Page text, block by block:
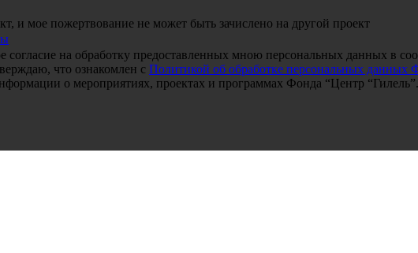
и мое пожертвование не может быть зачислено на другой проект
на обработку предоставленных мною персональных данных в
что ознакомлен с Политикой об обработке персональных данных
о мероприятиях, проектах и программах Фонда “Центр “Гилель”.